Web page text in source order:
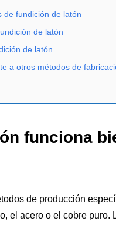
de fundición de latón
de latón
de latón
a otros métodos de
funciona
de producción
el acero o el cobre